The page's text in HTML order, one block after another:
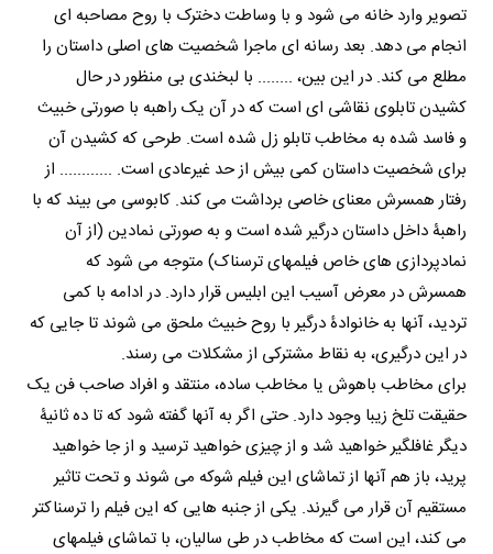
تصویر وارد خانه می شود و با وساطت دخترک با روح مصاحبه ای
انجام می دهد. بعد رسانه ای ماجرا شخصیت های اصلی داستان را
مطلع می کند. در این بین، ........ با لبخندی بی منظور در حال
کشیدن تابلوی نقاشی ای است که در آن یک راهبه با صورتی خبیث
و فاسد شده به مخاطب تابلو زل شده است. طرحی که کشیدن آن
برای شخصیت داستان کمی بیش از حد غیرعادی است. ............ از
رفتار همسرش معنای خاصی برداشت می کند. کابوسی می بیند که با
راهبۀ داخل داستان درگیر شده است و به صورتی نمادین (از آن
نمادپردازی های خاص فیلمهای ترسناک) متوجه می شود که
همسرش در معرض آسیب این ابلیس قرار دارد. در ادامه با کمی
تردید، آنها به خانوادۀ درگیر با روح خبیث ملحق می شوند تا جایی که
در این درگیری، به نقاط مشترکی از مشکلات می رسند.
برای مخاطب باهوش یا مخاطب ساده، منتقد و افراد صاحب فن یک
حقیقت تلخ زیبا وجود دارد. حتی اگر به آنها گفته شود که تا ده ثانیۀ
دیگر غافلگیر خواهید شد و از چیزی خواهید ترسید و از جا خواهید
پرید، باز هم آنها از تماشای این فیلم شوکه می شوند و تحت تاثیر
مستقیم آن قرار می گیرند. یکی از جنبه هایی که این فیلم را ترسناکتر
می کند، این است که مخاطب در طی سالیان، با تماشای فیلمهای